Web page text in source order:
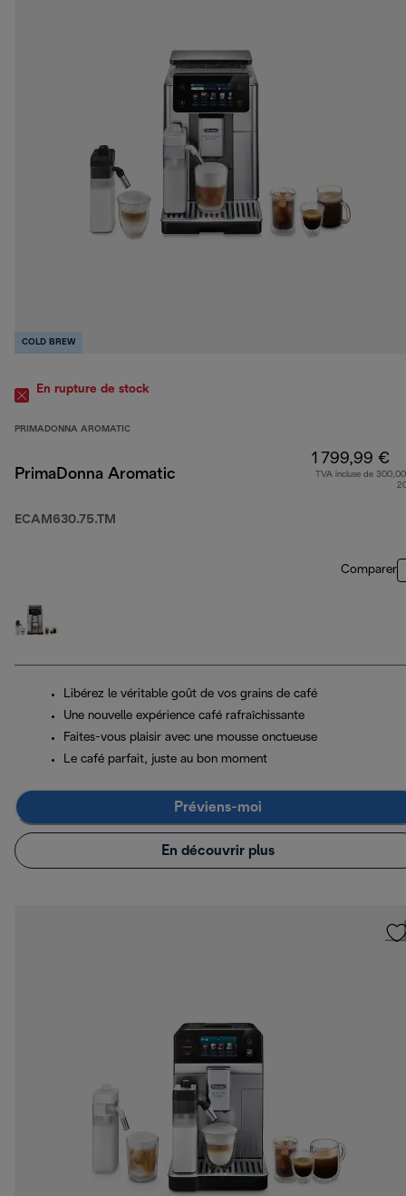
COLD BREW
En rupture de stock
PRIMADONNA AROMATIC
PrimaDonna Aromatic
ECAM630.75.TM
1 799,99 €
TVA incluse de
Comparer
Libérez le véritable goût de vos grains de café
Une nouvelle expérience café rafraîchissante
Faites-vous plaisir avec une mousse onctueuse
Le café parfait, juste au bon moment
Préviens-moi
En découvrir plus